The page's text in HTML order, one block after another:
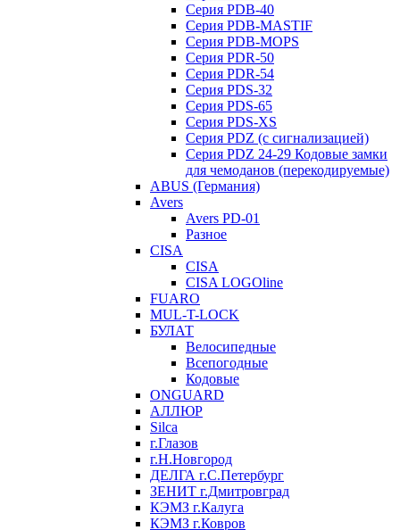
Серия PDB-40
Серия PDB-MASTIF
Серия PDB-MOPS
Серия PDR-50
Серия PDR-54
Серия PDS-32
Серия PDS-65
Серия PDS-XS
Серия PDZ (с сигнализацией)
Серия PDZ 24-29 Кодовые замки
для чемоданов (перекодируемые)
ABUS (Германия)
Avers
Avers PD-01
Разное
CISA
CISA
CISA LOGOline
FUARO
MUL-T-LOCK
БУЛАТ
Велосипедные
Всепогодные
Кодовые
ONGUARD
АЛЛЮР
Silca
г.Глазов
г.Н.Новгород
ДЕЛГА г.С.Петербург
ЗЕНИТ г.Дмитровград
КЭМЗ г.Калуга
КЭМЗ г.Ковров